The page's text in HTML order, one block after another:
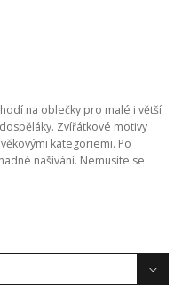
na oblečky pro malé i větší
Zvířátkové motivy
kategoriemi. Po
našívání. Nemusíte se